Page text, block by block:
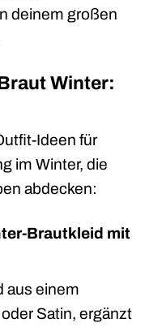
deinem großen
Winter:
Ideen für
im Winter, die
abdecken:
Brautkleid mit
aus einem
Satin, ergänzt